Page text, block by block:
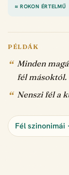
≈ ROKON ÉRTELMŰ
PÉLDÁK
Minden
fél másoktól.
Nenszi fél a
Fél szinonimái